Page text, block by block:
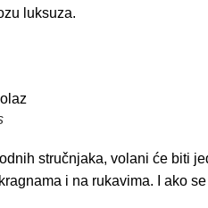
luksuza.
stručnjaka, volani će biti
i na rukavima. I ako